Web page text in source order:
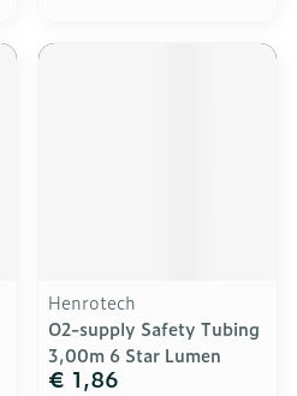
Henrotech
O2-supply Safety Tubing
3,00m 6 Star Lumen
€ 1,86